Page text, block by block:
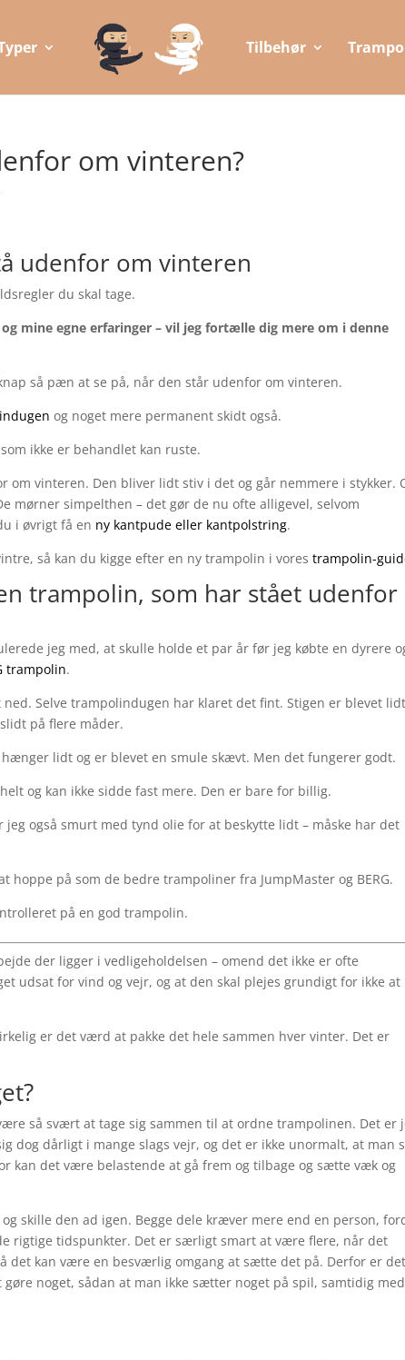
Tilbehør
om vinteren?
udenfor om vinteren
du skal tage.
mine egne erfaringer – vil jeg fortælle dig mere om i denne
så pæn at se på, når den står udenfor om vinteren.
og noget mere permanent skidt også.
ikke er behandlet kan ruste.
om vinteren. Den bliver lidt stiv i det og går nemmere i stykker.
mørner simpelthen – det gør de nu ofte alligevel, selvom
i øvrigt få en ny kantpude eller kantpolstring.
så kan du kigge efter en ny trampolin i vorestrampolin-
trampolin, som har stået udenfor
jeg med, at skulle holde et par år før jeg købte en dyrere
trampolin.
Selve trampolindugen har klaret det fint. Stigen er blevet lidt
på flere måder.
lidt og er blevet en smule skævt. Men det fungerer godt.
og kan ikke sidde fast mere. Den er bare for billig.
jeg også smurt med tynd olie for at beskytte lidt – måske har det
hoppe på som de bedre trampoliner fra JumpMaster og BERG.
på en god trampolin.
der ligger i vedligeholdelsen – omend det ikke er ofte
udsat for vind og vejr, og at den skal plejes grundigt for ikke at
er det værd at pakke det hele sammen hver vinter. Det er
så svært at tage sig sammen til at ordne trampolinen. Det er
dog dårligt i mange slags vejr, og det er ikke unormalt, at man
kan det være belastende at gå frem og tilbage og sætte væk og
skille den ad igen. Begge dele kræver mere end en person,
rigtige tidspunkter. Det er særligt smart at være flere, når det
det kan være en besværlig omgang at sætte det på. Derfor er det
noget, sådan at man ikke sætter noget på spil, samtidig